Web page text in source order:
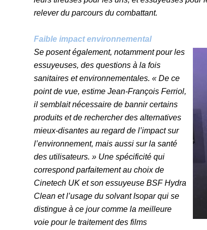
relever du parcours du combattant.
Faible impact environnemental
Se posent également, notamment pour les
essuyeuses, des questions à la fois
sanitaires et environnementales. « De ce
point de vue, estime Jean-François Ferriol,
il semblait nécessaire de bannir certains
produits et de rechercher des alternatives
mieux-disantes au regard de l’impact sur
l’environnement, mais aussi sur la santé
des utilisateurs. » Une spécificité qui
correspond parfaitement au choix de
Cinetech UK et son essuyeuse BSF Hydra
Clean et l’usage du solvant Isopar qui se
distingue à ce jour comme la meilleure
voie pour le traitement des films